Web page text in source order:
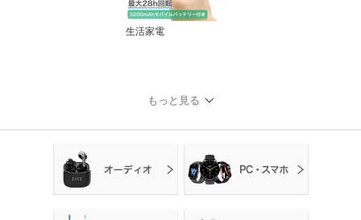
生活家電
もっと見る